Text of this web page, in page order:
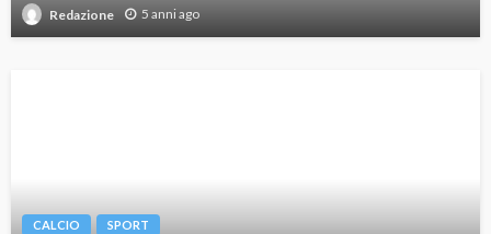
Redazione 5 anni ago
CALCIO SPORT